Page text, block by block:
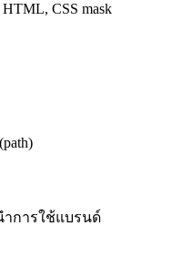
CSS mask
การใช้แบรนด์